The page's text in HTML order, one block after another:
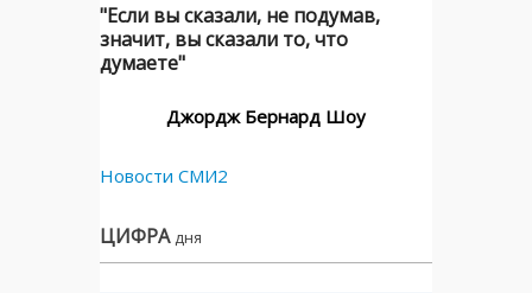
"Если вы сказали, не подумав,
значит, вы сказали то, что
думаете"
Джордж Бернард Шоу
Новости СМИ2
ЦИФРА дня